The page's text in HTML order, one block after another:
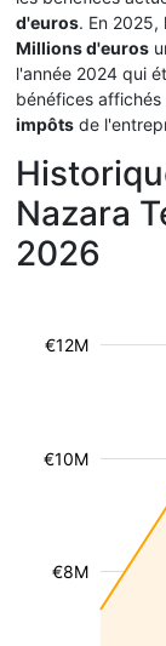
d'euros. En 2025,
Millions d'euros
l'année 2024 qui
bénéfices
impôts de
Nazara
2026
€8M
€10M
€12M